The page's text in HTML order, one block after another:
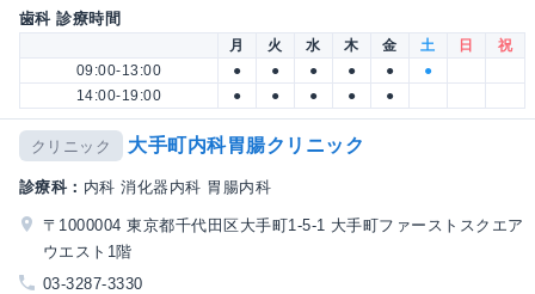
歯科 診療時間
月 火 水 木 金 土 日
祝
09:00-13:00
● ● ● ● ●
●
14:00-19:00
● ● ● ● ●
クリニック 大手町内科胃腸クリニック
診療科： 内科 消化器内科 胃腸内科
〒1000004 東京都千代田区大手町1-5-1 大手町ファーストスクエア
ウエスト1階
03-3287-3330